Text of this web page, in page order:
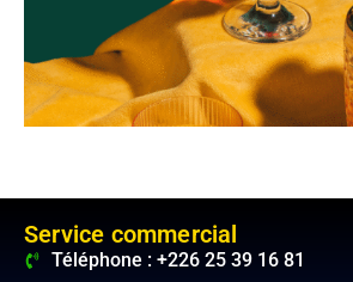
Service commercial
Téléphone : +226 25 39 16 81